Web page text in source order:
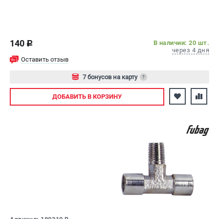
140 c
В наличии: 20 шт.
через 4 дня
Оставить отзыв
7 бонусов на карту ?
Авторизуйтесь
ДОБАВИТЬ В КОРЗИНУ